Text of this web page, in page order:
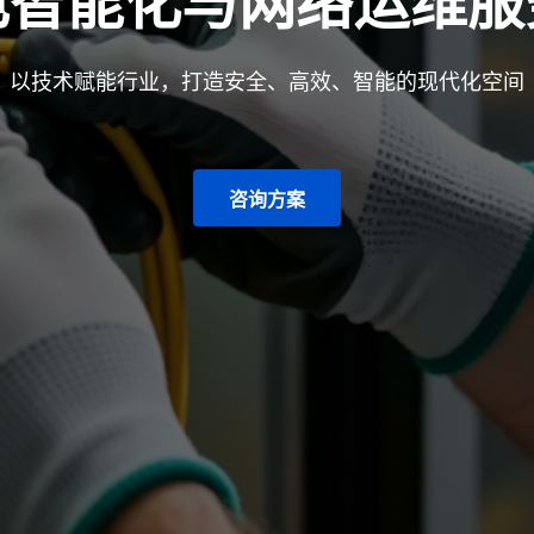
以技术赋能行业，打造安全、高效、智能的现代化空间
咨询方案